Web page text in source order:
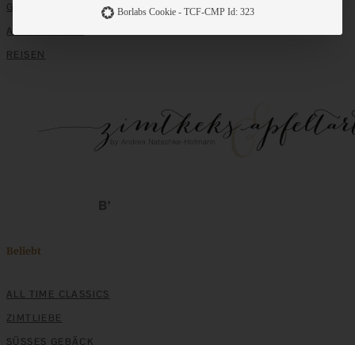
GRUNDLAGEN
ALLE REZEPTE
REISEN
Beliebt
ALL TIME CLASSICS
ZIMTLIEBE
SÜSSES GEBÄCK
Borlabs Cookie - TCF-CMP Id: 323